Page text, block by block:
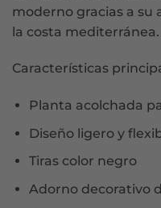
moderno gracias a su
la costa mediterránea.
Características
Planta acolchada
Diseño ligero y
Tiras color negro
Adorno decorativo